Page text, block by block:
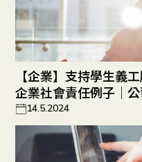
【企業】支持學生義
企業社會責任例子｜公
14.5.2024